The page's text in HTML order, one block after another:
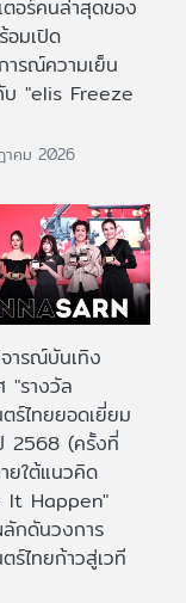
ตอร์คนล่าสุดของ
มเปิด
ารณ์ความเย็น
"elis Freeze
าคม 2026
ารณ์บันเทิง
"รางวัล
ร์ไทยยอดเยี่ยม
2568 (ครั้งที่
ยใต้แนวคิด
It Happen"
กดันวงการ
ร์ไทยก้าวสู่เวที